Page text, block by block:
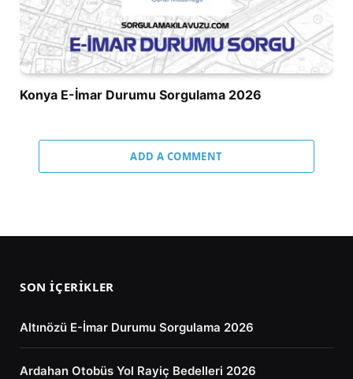
Konya E-İmar Durumu Sorgulama 2026
ADD A COMMENT
SON İÇERIKLER
Altınözü E-İmar Durumu Sorgulama 2026
Ardahan Otobüs Yol Rayiç Bedelleri 2026